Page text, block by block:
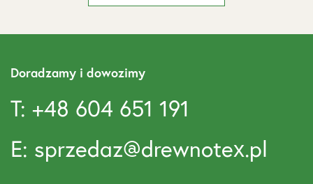
Doradzamy i dowozimy
T: +48 604 651 191
E: sprzedaz@drewnotex.pl